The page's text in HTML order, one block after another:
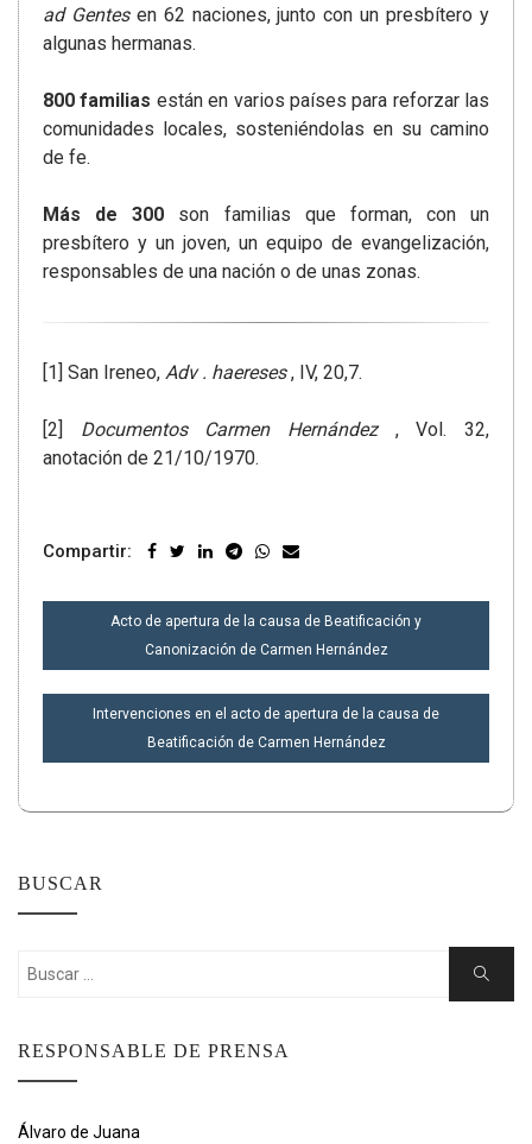
ad Gentes en 62 naciones, junto con un presbítero y
algunas hermanas.
800 familias están en varios países para reforzar las
comunidades locales, sosteniéndolas en su camino
de fe.
Más de 300 son familias que forman, con un
presbítero y un joven, un equipo de evangelización,
responsables de una nación o de unas zonas.
[1] San Ireneo, Adv . haereses, IV, 20,7.
[2] Documentos Carmen Hernández , Vol. 32,
anotación de 21/10/1970.
Compartir:
NAVEGACIÓN
ENTRADAS
Acto de apertura de la causa de Beatificación y
Canonización de Carmen Hernández
Intervenciones en el acto de apertura de la causa de
Beatificación de Carmen Hernández
BUSCAR
Buscar:
Buscar
RESPONSABLE DE PRENSA
Álvaro de Juana